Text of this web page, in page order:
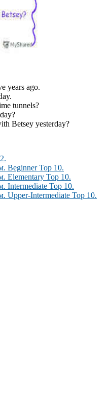
years ago.
tunnels?
Betsey yesterday?
Beginner Top 10.
Elementary Top 10.
Intermediate Top 10.
Upper-Intermediate Top 10.